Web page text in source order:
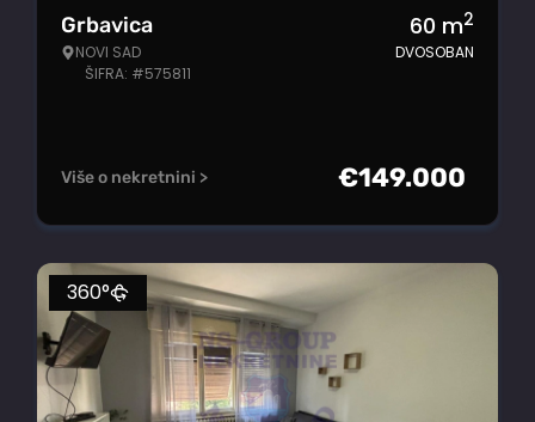
Grbavica
NOVI SAD
ŠIFRA: #575811
60 m2
DVOSOBAN
Više o nekretnini > €149.000
360°